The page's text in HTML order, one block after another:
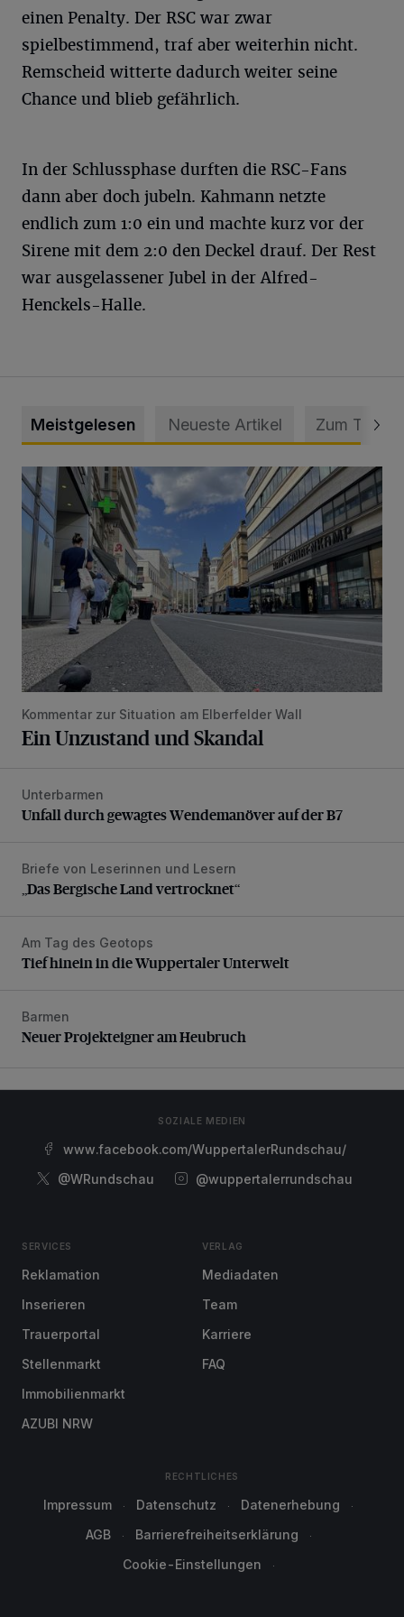
einen Penalty. Der RSC war zwar
spielbestimmend, traf aber weiterhin nicht.
Remscheid witterte dadurch weiter seine
Chance und blieb gefährlich.
In der Schlussphase durften die RSC-Fans
dann aber doch jubeln. Kahmann netzte
endlich zum 1:0 ein und machte kurz vor der
Sirene mit dem 2:0 den Deckel drauf. Der Rest
war ausgelassener Jubel in der Alfred-
Henckels-Halle.
Meistgelesen Neueste Artikel Zum Thema
Ein Unzustand und Skandal
Kommentar zur Situation am Elberfelder Wall
Ein Unzustand und Skandal
Unfall durch gewagtes Wendemanöver auf der B7
Unterbarmen
Unfall durch gewagtes Wendemanöver auf der B7
„Das Bergische Land vertrocknet“
Briefe von Leserinnen und Lesern
„Das Bergische Land vertrocknet“
Tief hinein in die Wuppertaler Unterwelt
Am Tag des Geotops
Tief hinein in die Wuppertaler Unterwelt
Neuer Projekteigner am Heubruch
Barmen
Neuer Projekteigner am Heubruch
SOZIALE MEDIEN
www.facebook.com/WuppertalerRundschau/
@WRundschau
@wuppertalerrundschau
SERVICES
Reklamation
Inserieren
Trauerportal
Stellenmarkt
Immobilienmarkt
AZUBI NRW
VERLAG
Mediadaten
Team
Karriere
FAQ
RECHTLICHES
Impressum Datenschutz
Datenerhebung
AGB
Barrierefreiheitserklärung
Cookie-Einstellungen